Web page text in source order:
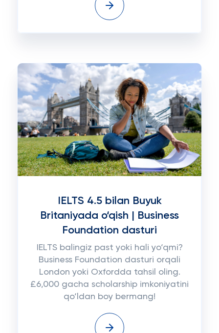
IELTS 4.5 bilan Buyuk
Britaniyada o‘qish | Business
Foundation dasturi
IELTS balingiz past yoki hali yo‘qmi?
Business Foundation dasturi orqali
London yoki Oxfordda tahsil oling.
£6,000 gacha scholarship imkoniyatini
qo‘ldan boy bermang!